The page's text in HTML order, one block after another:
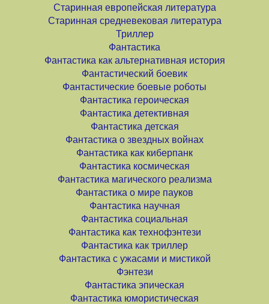
Старинная европейская литература
Старинная средневековая литература
Триллер
Фантастика
Фантастика как альтернативная история
Фантастический боевик
Фантастические боевые роботы
Фантастика героическая
Фантастика детективная
Фантастика детская
Фантастика о звездных войнах
Фантастика как киберпанк
Фантастика космическая
Фантастика магического реализма
Фантастика о мире пауков
Фантастика научная
Фантастика социальная
Фантастика как технофэнтези
Фантастика как триллер
Фантастика с ужасами и мистикой
Фэнтези
Фантастика эпическая
Фантастика юмористическая